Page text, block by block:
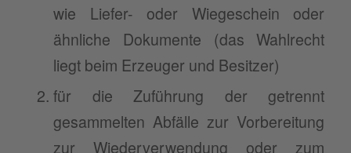
wie Liefer- oder Wiegeschein oder
ähnliche Dokumente (das Wahlrecht
liegt beim Erzeuger und Besitzer)
für die Zuführung der getrennt
gesammelten Abfälle zur Vorbereitung
zur Wiederverwendung oder zum